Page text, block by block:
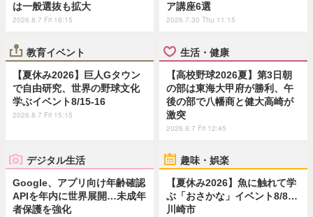
は一般選抜も拡大
2026.8.7 Fri 16:15
ア講座6選
2026.7.30 Thu 11:15
教育イベント
【夏休み2026】巨人Gタウン
で自由研究、世界の野球文化
学ぶイベント8/15-16
2026.8.7 Fri 15:15
生活・健康
【高校野球2026夏】第3日朝
の部は東海大甲府が勝利、午
後の部で八幡商と健大高崎が
激突
2026.8.7 Fri 12:45
デジタル生活
Google、アプリ向け年齢確認
APIを年内に世界展開…未成年
者保護を強化
趣味・娯楽
【夏休み2026】魚に触れて学
ぶ「おさかな」イベント8/8…
川崎市